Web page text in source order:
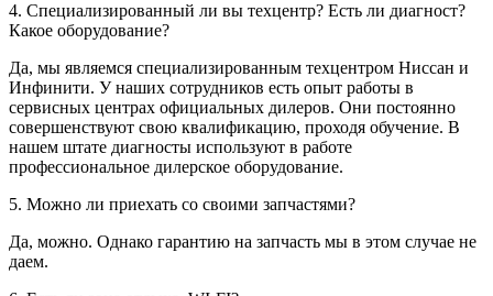
4. Специализированный ли вы техцентр? Есть ли диагност?
Какое оборудование?
Да, мы являемся специализированным техцентром Ниссан и
Инфинити. У наших сотрудников есть опыт работы в
сервисных центрах официальных дилеров. Они постоянно
совершенствуют свою квалификацию, проходя обучение. В
нашем штате диагносты используют в работе
профессиональное дилерское оборудование.
5. Можно ли приехать со своими запчастями?
Да, можно. Однако гарантию на запчасть мы в этом случае не
даем.